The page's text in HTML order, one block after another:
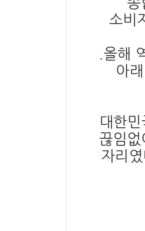
소비
올해
아
대한
끊임없
자리